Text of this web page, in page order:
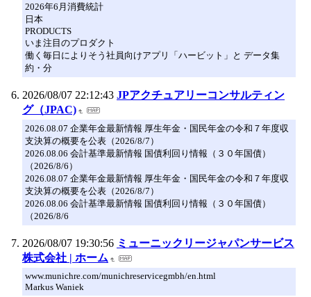
2026年6月消費統計
日本
PRODUCTS
いま注目のプロダクト
働く毎日によりそう社員向けアプリ「ハービット」と データ集
約・分
2026/08/07 22:12:43 JPアクチュアリーコンサルティン
グ（JPAC)
2026.08.07 企業年金最新情報 厚生年金・国民年金の令和７年度収
支決算の概要を公表（2026/8/7）
2026.08.06 会計基準最新情報 国債利回り情報（３０年国債）
（2026/8/6）
2026.08.07 企業年金最新情報 厚生年金・国民年金の令和７年度収
支決算の概要を公表（2026/8/7）
2026.08.06 会計基準最新情報 国債利回り情報（３０年国債）
（2026/8/6
2026/08/07 19:30:56 ミューニックリージャパンサービス
株式会社 | ホーム
www.munichre.com/munichreservicegmbh/en.html
Markus Waniek